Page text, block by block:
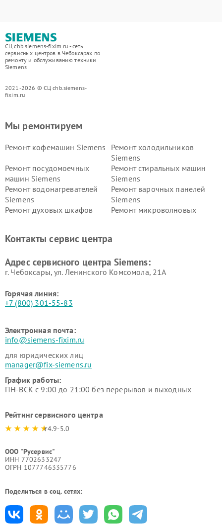
СЦ chb.siemens-fixim.ru - сеть
сервисных центров в Чебоксарах по
ремонту и обслуживанию техники
Siemens
2021-2026 © СЦ chb.siemens-
fixim.ru
Мы ремонтируем
Ремонт кофемашин Siemens
Ремонт холодильников
Siemens
Ремонт посудомоечных
машин Siemens
Ремонт стиральных машин
Siemens
Ремонт водонагревателей
Siemens
Ремонт варочных панелей
Siemens
Ремонт духовых шкафов
Ремонт микроволновых
Siemens
Siemens
Siemens
Siemens
Контакты сервис центра
Адрес сервисного центра Siemens:
г. Чебоксары, ул. Ленинского Комсомола, 21А
Горячая линия:
+7 (800) 301-55-83
Электронная почта:
info@siemens-fixim.ru
для юридических лиц
manager@fix-siemens.ru
График работы:
ПН-ВСК с 9:00 до 21:00 без перерывов и выходных
Рейтинг сервисного центра
4.9-5.0
ООО "Русервис"
ИНН 7702633247
ОГРН 1077746335776
Поделиться в соц. сетях: